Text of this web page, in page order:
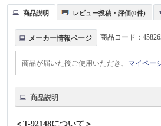
商品説明 レビュー投稿・評価(0件)
メーカー情報ページ 商品コード：
商品が届いた後ご使用いただき、 マイペー
商品説明
＜T-92148について＞